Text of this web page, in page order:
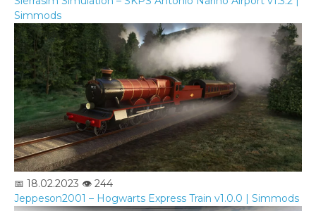
Simmods
📅 18.02.2023 👁️ 244
Jeppeson2001 – Hogwarts Express Train v1.0.0 | Simmods